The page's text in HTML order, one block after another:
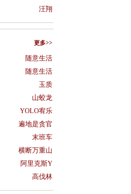
汪翔
更多>>
随意生活
随意生活
玉质
山蛟龙
YOLO宥乐
遍地是贪官
末班车
横断万重山
阿里克斯Y
高伐林